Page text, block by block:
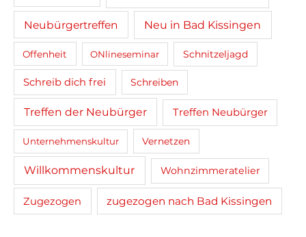
Neubürgertreffen Neu in Bad Kissingen
Offenheit ONlineseminar Schnitzeljagd
Schreib dich frei Schreiben
Treffen der Neubürger Treffen Neubürger
Unternehmenskultur Vernetzen
Willkommenskultur Wohnzimmeratelier
Zugezogen zugezogen nach Bad Kissingen